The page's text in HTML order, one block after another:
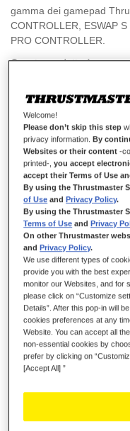
gamma dei gamepad
CONTROLLER, ESWAP
PRO CONTROLLER.
Questo prodotto è una
(Windows 10/11).
19,99 €
AGGIUNGI AL
Lista dei desideri
Sii il primo a recensire
Dettagli
Welcome!
Please don’t skip this step
privacy information.By
Websites or their content -
printed-,you accept
accept their Terms of Use
By using the Thrustmaster
of Use andPrivacy Policy.
By using the Thrustmaster
Terms of Use andPrivacy
On other Thrustmaster
andPrivacy Policy.
We use different types of
provide you with the best
monitor our Websites, and for
please click on “Customize
Details”. After this pop-in will
cookies preferences at any
Website. You can accept all
non-essential cookies by
prefer by clicking on
[Accept All] ”